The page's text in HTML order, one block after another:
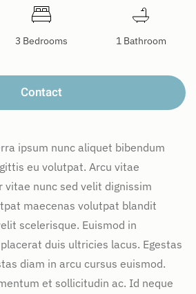
3 Bedrooms 1 Bathroom
Contact
ipsum nunc aliquet bibendum
eu volutpat. Arcu vitae
nunc sed velit dignissim
maecenas volutpat blandit
scelerisque. Euismod in
duis ultricies lacus. Egestas
diam in arcu cursus euismod.
et sollicitudin ac. Id neque